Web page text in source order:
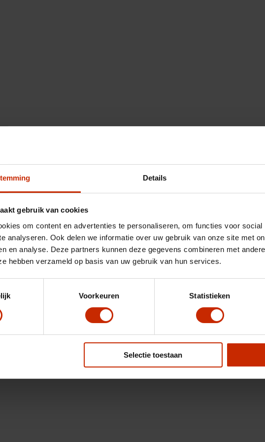
Details
gebruik van cookies
om content en advertenties te personaliseren, om functies voor
analyseren. Ook delen we informatie over uw gebruik van onze site met
en analyse. Deze partners kunnen deze gegevens combineren met
hebben verzameld op basis van uw gebruik van hun services.
Voorkeuren Statistieken
Selectie toestaan